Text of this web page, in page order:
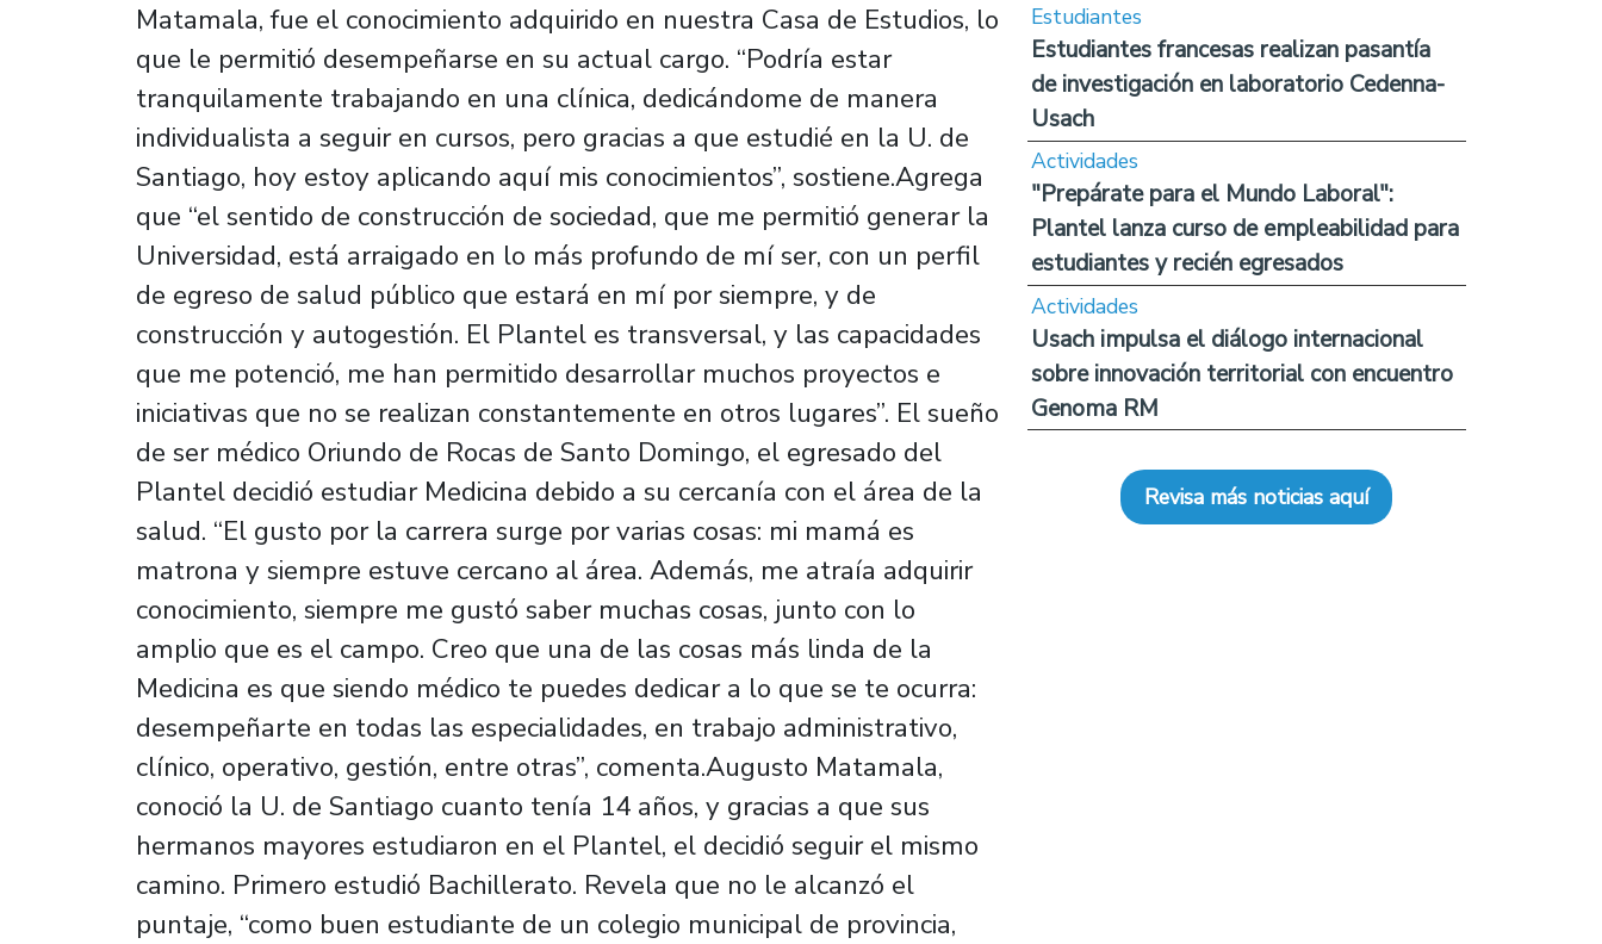
Matamala, fue el conocimiento adquirido en nuestra Casa de Estudios, lo
que le permitió desempeñarse en su actual cargo. “Podría estar
tranquilamente trabajando en una clínica, dedicándome de manera
individualista a seguir en cursos, pero gracias a que estudié en la U. de
Santiago, hoy estoy aplicando aquí mis conocimientos”, sostiene.Agrega
que “el sentido de construcción de sociedad, que me permitió generar la
Universidad, está arraigado en lo más profundo de mí ser, con un perfil
de egreso de salud público que estará en mí por siempre, y de
construcción y autogestión. El Plantel es transversal, y las capacidades
que me potenció, me han permitido desarrollar muchos proyectos e
iniciativas que no se realizan constantemente en otros lugares”. El sueño
de ser médico Oriundo de Rocas de Santo Domingo, el egresado del
Plantel decidió estudiar Medicina debido a su cercanía con el área de la
salud. “El gusto por la carrera surge por varias cosas: mi mamá es
matrona y siempre estuve cercano al área. Además, me atraía adquirir
conocimiento, siempre me gustó saber muchas cosas, junto con lo
amplio que es el campo. Creo que una de las cosas más linda de la
Medicina es que siendo médico te puedes dedicar a lo que se te ocurra:
desempeñarte en todas las especialidades, en trabajo administrativo,
clínico, operativo, gestión, entre otras”, comenta.Augusto Matamala,
conoció la U. de Santiago cuanto tenía 14 años, y gracias a que sus
hermanos mayores estudiaron en el Plantel, el decidió seguir el mismo
camino. Primero estudió Bachillerato. Revela que no le alcanzó el
puntaje, “como buen estudiante de un colegio municipal de provincia,
Estudiantes
Estudiantes francesas realizan pasantía
de investigación en laboratorio Cedenna-
Usach
Actividades
"Prepárate para el Mundo Laboral":
Plantel lanza curso de empleabilidad para
estudiantes y recién egresados
Actividades
Usach impulsa el diálogo internacional
sobre innovación territorial con encuentro
Genoma RM
Revisa más noticias aquí